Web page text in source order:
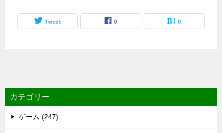
Tweet 0 0
カテゴリー
ゲーム (247)